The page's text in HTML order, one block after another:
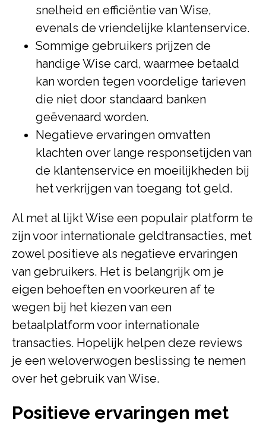
snelheid en efficiëntie van Wise,
evenals de vriendelijke klantenservice.
Sommige gebruikers prijzen de
handige Wise card, waarmee betaald
kan worden tegen voordelige tarieven
die niet door standaard banken
geëvenaard worden.
Negatieve ervaringen omvatten
klachten over lange responsetijden van
de klantenservice en moeilijkheden bij
het verkrijgen van toegang tot geld.
Al met al lijkt Wise een populair platform te
zijn voor internationale geldtransacties, met
zowel positieve als negatieve ervaringen
van gebruikers. Het is belangrijk om je
eigen behoeften en voorkeuren af te
wegen bij het kiezen van een
betaalplatform voor internationale
transacties. Hopelijk helpen deze reviews
je een weloverwogen beslissing te nemen
over het gebruik van Wise.
Positieve ervaringen met